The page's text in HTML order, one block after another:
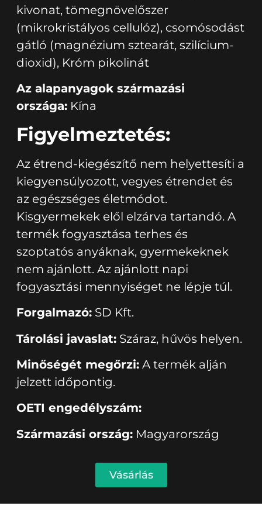
kivonat, tömegnövelőszer
(mikrokristályos cellulóz), csomósodást
gátló (magnézium sztearát, szilícium-
dioxid), Króm pikolinát
Az alapanyagok származási
országa:Kína
Figyelmeztetés:
Az étrend-kiegészítő nem helyettesíti a
kiegyensúlyozott, vegyes étrendet és
az egészséges életmódot.
Kisgyermekek elől elzárva tartandó. A
termék fogyasztása terhes és
szoptatós anyáknak, gyermekeknek
nem ajánlott. Az ajánlott napi
fogyasztási mennyiséget ne lépje túl.
Forgalmazó:SD Kft.
Tárolási javaslat:Száraz, hűvös helyen.
Minőségét megőrzi:A termék alján
jelzett időpontig.
OETI engedélyszám:
Származási ország:Magyarország
Vásárlás